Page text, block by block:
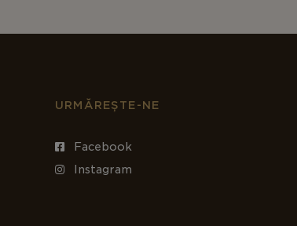
URMĂREȘTE-NE
Facebook
Instagram